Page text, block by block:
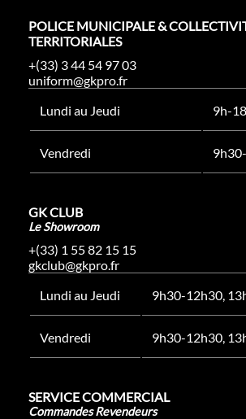
POLICE MUNICIPALE &
TERRITORIALES
+(33) 3 44 54 97 03
uniform@gkpro.fr
Lundi au Jeudi
9h-
Vendredi
GK CLUB
Le Showroom
+(33) 1 55 82 15 15
gkclub@gkpro.fr
Lundi au Jeudi
9h30-12h30,
Vendredi 9h30-12h30,
SERVICE COMMERCIAL
Commandes Revendeurs